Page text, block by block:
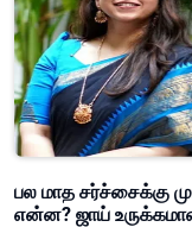
பல மாத சர்ச்சைக்கு
என்ன? ஜாய்